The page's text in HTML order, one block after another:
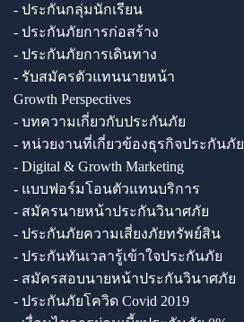
- ประกันกลุ่มนักเรียน
- ประกันภัยการก่อสร้าง
- ประกันภัยการเดินทาง
- รับสมัครตัวแทนนายหน้า
Growth Perspectives
- บทความเกี่ยวกับประกันภัย
- หน่วยงานที่เกี่ยวข้องธุรกิจประกันภัย
- Digital & Growth Marketing
- แบบฟอร์มโอนตัวแทนบริการ
- สมัครนายหน้าประกันวินาศภัย
- ประกันภัยความเสี่ยงภัยทรัพย์สิน
- ประกันทันเวลารู้เข้าใจประกันภัย
- สมัครสอบนายหน้าประกันวินาศภัย
- ประกันภัยโควิด Covid 2019